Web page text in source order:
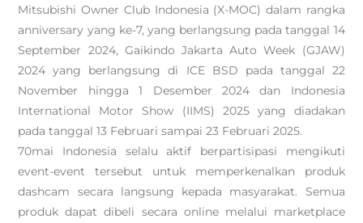
Mitsubishi Owner Club Indonesia (X-MOC) dalam rangka
anniversary yang ke-7, yang berlangsung pada tanggal 14
September 2024, Gaikindo Jakarta Auto Week (GJAW)
2024 yang berlangsung di ICE BSD pada tanggal 22
November hingga 1 Desember 2024 dan Indonesia
International Motor Show (IIMS) 2025 yang diadakan
pada tanggal 13 Februari sampai 23 Februari 2025.
70mai Indonesia selalu aktif berpartisipasi mengikuti
event-event tersebut untuk memperkenalkan produk
dashcam secara langsung kepada masyarakat. Semua
produk dapat dibeli secara online melalui marketplace